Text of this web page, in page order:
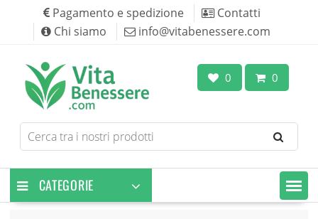
content
Pagamento e spedizione
Contatti
Chi siamo
info@vitabenessere.com
0 0
Search
for
CATEGORIE